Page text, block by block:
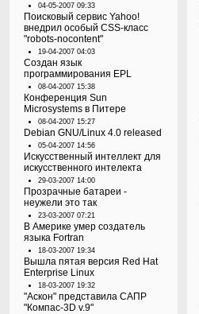
04-05-2007 09:33
Поисковый сервис Yahoo!
внедрил особый CSS-класс
"robots-nocontent"
19-04-2007 04:03
Создан язык
программирования EPL
08-04-2007 15:38
Конференция Sun
Microsystems в Питере
08-04-2007 15:27
Debian GNU/Linux 4.0 released
05-04-2007 14:56
Искусственный интеллект для
искусственного интелекта
29-03-2007 14:00
Прозрачные батареи -
неужели это так
23-03-2007 07:21
В Америке умер создатель
языка Fortran
18-03-2007 19:34
Вышла пятая версия Red Hat
Enterprise Linux
18-03-2007 19:32
"Аскон" представила САПР
"Компас-3D v.9"